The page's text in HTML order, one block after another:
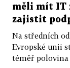
měli mít IT
zajistit
Na středních
Evropské unii
téměř polovina